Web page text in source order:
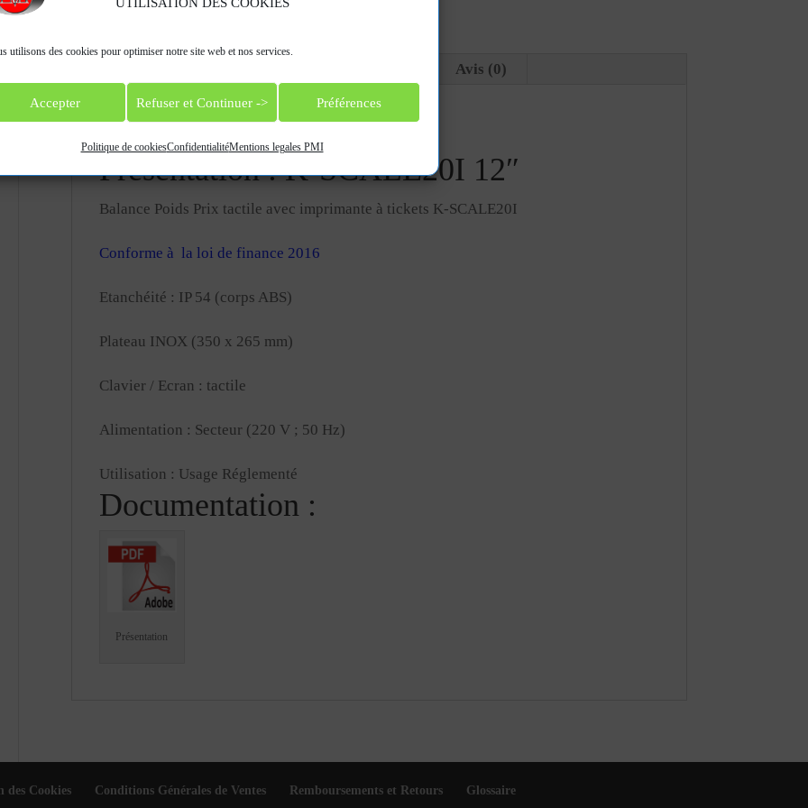
utilisons des cookies pour optimiser notre site web et nos services.
Accepter Refuser et Continuer -> Préférences
Politique de cookiesConfidentialitéMentions legales PMI
Avis (0)
Description
Présentation : K-SCALE20I 12″
Balance Poids Prix tactile avec imprimante à tickets K-SCALE20I
Conforme à la loi de finance 2016
Etanchéité : IP 54 (corps ABS)
Plateau INOX (350 x 265 mm)
Clavier / Ecran : tactile
Alimentation : Secteur (220 V ; 50 Hz)
Utilisation : Usage Réglementé
Documentation :
Présentation
des Cookies Conditions Générales de Ventes Remboursements et Retours Glossaire